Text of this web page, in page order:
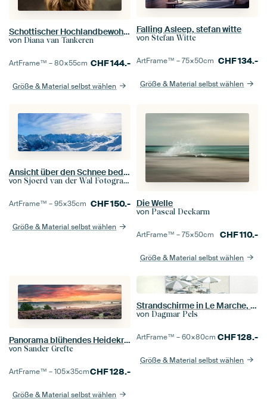
Schottischer Hochlandbewohner
von Diana van Tankeren
ArtFrame™ –80×55cm CHF144.-
Größe & Material selbst wählen
Falling Asleep, stefan witte
von Stefan Witte
ArtFrame™ –75×50cm CHF134.-
Größe & Material selbst wählen
Ansicht über den Schnee bedeckte Berge in den Tiroler Alpen in Österreich
von Sjoerd van der Wal Fotografie
ArtFrame™ –95×35cm CHF150.-
Größe & Material selbst wählen
Die Welle
von Pascal Deckarm
ArtFrame™ –75×50cm CHF110.-
Größe & Material selbst wählen
Panorama blühendes Heidekraut auf der Posbank
von Sander Grefte
ArtFrame™ –105×35cmCHF128.-
Größe & Material selbst wählen
Strandschirme in Le Marche, Italien - Reisefotografie
von Dagmar Pels
ArtFrame™ –60×80cm CHF128.-
Größe & Material selbst wählen